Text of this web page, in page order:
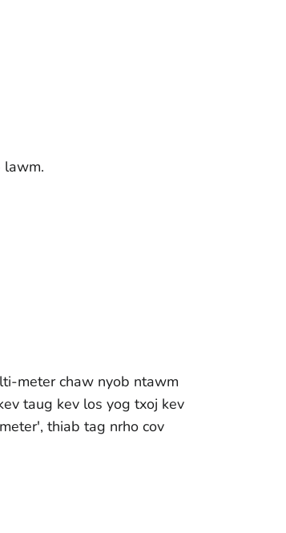
lawm.
meter chaw nyob ntawm
taug kev los yog txoj kev
thiab tag nrho cov